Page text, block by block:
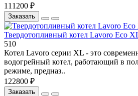
111200 ₽
Заказать
Твердотопливный котел Lavoro Eco
510
Котел Lavoro серии XL - это
водогрейный котел, работающий в
режиме, предназ..
122800 ₽
Заказать